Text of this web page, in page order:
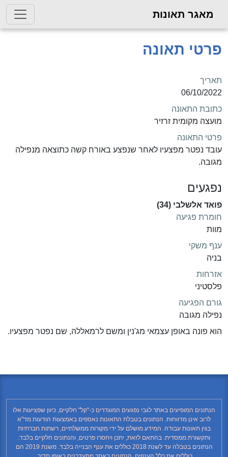
מאגר תאונות
פרטי תאונה
תאריך
06/10/2022
כתובת התאונה
מועצה מקומית זרזיר
פרטי התאונה
עובד נפטר מפצעיו לאחר שנפצע באורח קשה כתוצאה מנפילה
מגובה.
נפגעים
פואד אלשלבי (34)
חומרת פגיעה
מוות
ענף משקי
בניה
אזרחות
פלסטיני
גורם הפגיעה
נפילה מגובה
הוא פונה באופן עצמאי מג'נין ומשם לרמאללה, שם נפטר מפצעיו.
הנתונים המופיעים באתר לגבי נפגעים המוגדרים כ-"קל" חלקיים, כיוון שפציעות אלו
לרוב אינן מדווחות. הנתונים בטבלת התאונות נאספים באמצעות הודעות מד"א
בגין תאונות עבודה. המידע מושלם על ידי מקורות ממשלתיים, רשתות חברתיות
ותקשורת ממסדית. בהתאם לזאת, יתכן ויחסרו פרטים, והנתונים חלקיים בלבד.
הנתונים בטבלה עד לשנת 2018 כוללים את ענף הבנייה בלבד. משנת 2019 הם